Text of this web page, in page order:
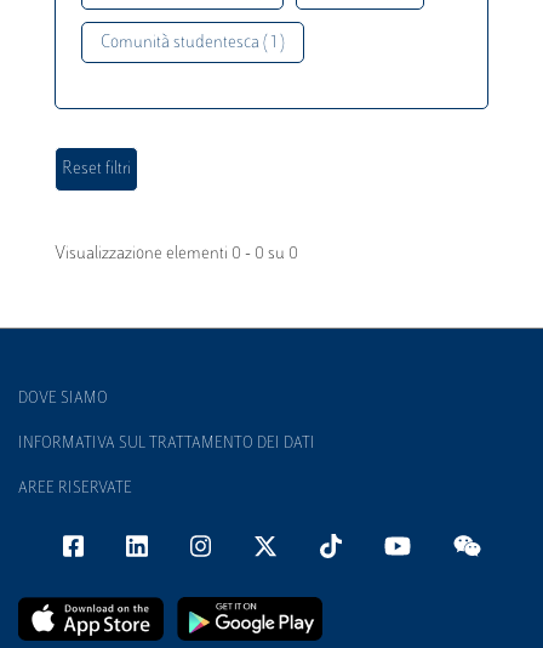
Comunità studentesca ( 1 )
Visualizzazione elementi 0 - 0 su 0
DOVE SIAMO
INFORMATIVA SUL TRATTAMENTO DEI DATI
AREE RISERVATE